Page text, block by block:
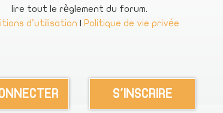
lire tout le règlement du forum.
d’utilisation
Politique de vie privée
S'INSCRIRE